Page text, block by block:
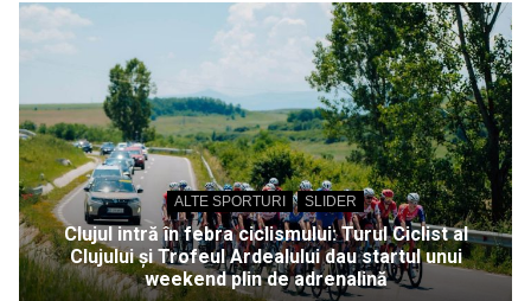
ALTE SPORTURI SLIDER
Clujul intră în febra ciclismului: Turul Ciclist al
Clujului și Trofeul Ardealului dau startul unui
weekend plin de adrenalină